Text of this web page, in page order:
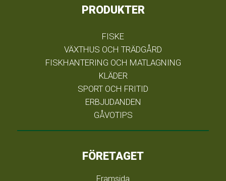
PRODUKTER
FISKE
VÄXTHUS OCH TRÄDGÅRD
FISKHANTERING OCH MATLAGNING
KLÄDER
SPORT OCH FRITID
ERBJUDANDEN
GÅVOTIPS
FÖRETAGET
Framsida